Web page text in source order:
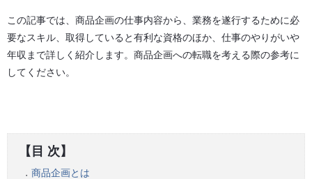
この記事では、商品企画の仕事内容から、業務を遂行するために必
要なスキル、取得していると有利な資格のほか、仕事のやりがいや
年収まで詳しく紹介します。商品企画への転職を考える際の参考に
してください。
【目 次】
● 商品企画とは